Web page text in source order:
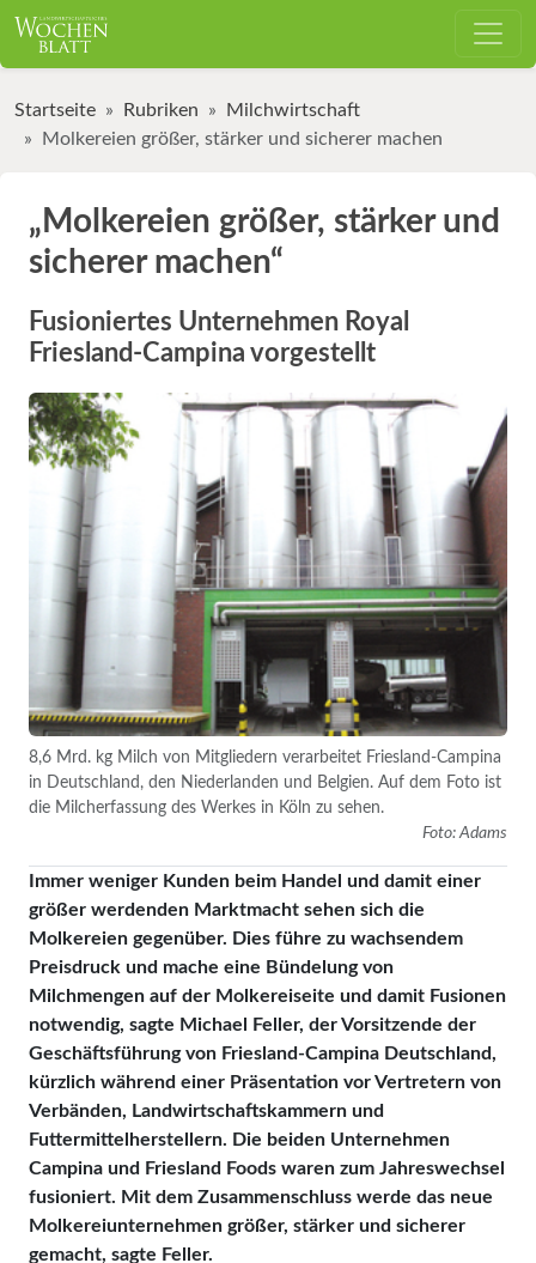
Startseite Rubriken
Milchwirtschaft
Molkereien größer, stärker und sicherer machen
„Molkereien größer, stärker und
sicherer machen“
Fusioniertes Unternehmen Royal
Friesland-Campina vorgestellt
8,6 Mrd. kg Milch von Mitgliedern verarbeitet Friesland-Campina
in Deutschland, den Niederlanden und Belgien. Auf dem Foto ist
die Milcherfassung des Werkes in Köln zu sehen.
Foto: Adams
Immer weniger Kunden beim Handel und damit einer
größer werdenden Marktmacht sehen sich die
Molkereien gegenüber. Dies führe zu wachsendem
Preisdruck und mache eine Bündelung von
Milchmengen auf der Molkereiseite und damit Fusionen
notwendig, sagte Michael Feller, der Vorsitzende der
Geschäftsführung von Friesland-Campina Deutschland,
kürzlich während einer Präsentation vor Vertretern von
Verbänden, Landwirtschaftskammern und
Futtermittelherstellern. Die beiden Unternehmen
Campina und Friesland Foods waren zum Jahreswechsel
fusioniert. Mit dem Zusammenschluss werde das neue
Molkereiunternehmen größer, stärker und sicherer
gemacht, sagte Feller.